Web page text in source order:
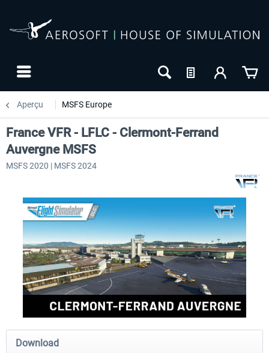
Aperçu MSFS Europe
Aerosoft Airport Cologne/Bonn sim-wings Hamburg
France VFR - LFLC - Clermont-Ferrand
Auvergne MSFS
MSFS 2020 | MSFS 2024
Download